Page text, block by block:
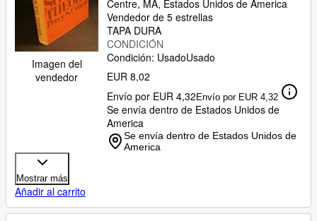
Imagen del
vendedor
Centre, MA, Estados Unidos de America
Vendedor de 5 estrellas
TAPA DURA
CONDICIÓN
Condición: UsadoUsado
EUR 8,02
Envío por EUR 4,32Envío por EUR 4,32
Se envía dentro de Estados Unidos de
America
Se envía dentro de Estados Unidos de
America
Mostrar más
Añadir al carrito